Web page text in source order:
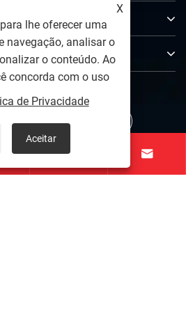
 
X
lhe oferecer uma
navegação, analisar o
o conteúdo. Ao
concorda com o uso
de Privacidade
Aceitar